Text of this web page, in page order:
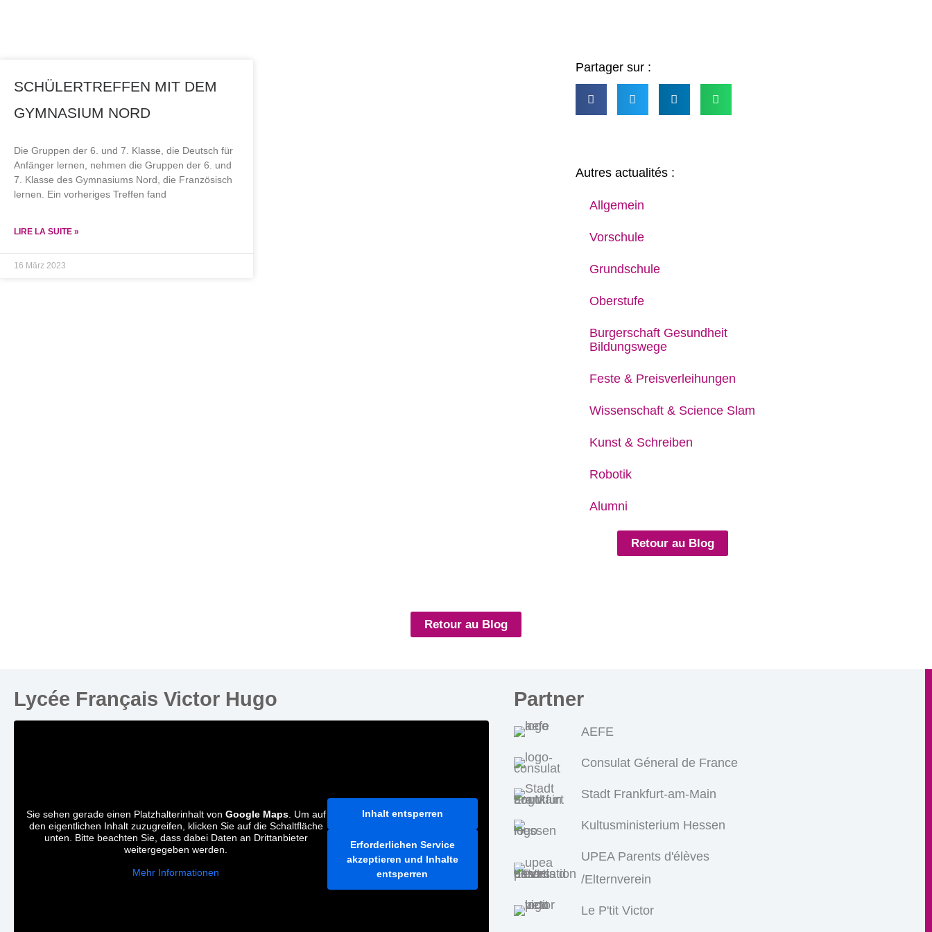
SCHÜLERTREFFEN MIT DEM
GYMNASIUM NORD
Die Gruppen der 6. und 7. Klasse, die Deutsch für
Anfänger lernen, nehmen die Gruppen der 6. und
7. Klasse des Gymnasiums Nord, die Französisch
lernen. Ein vorheriges Treffen fand
LIRE LA SUITE »
16 März 2023
Partager sur :
Autres actualités :
Allgemein
Vorschule
Grundschule
Oberstufe
Burgerschaft Gesundheit
Bildungswege
Feste & Preisverleihungen
Wissenschaft & Science Slam
Kunst & Schreiben
Robotik
Alumni
Retour au Blog
Retour au Blog
Lycée Français Victor Hugo
Sie sehen gerade einen Platzhalterinhalt von Google Maps. Um auf
den eigentlichen Inhalt zuzugreifen, klicken Sie auf die Schaltfläche
unten. Bitte beachten Sie, dass dabei Daten an Drittanbieter
weitergegeben werden.
Mehr Informationen
Inhalt entsperren
Erforderlichen Service
akzeptieren und Inhalte
entsperren
Partner
AEFE
Consulat Géneral de France
Stadt Frankfurt-am-Main
Kultusministerium Hessen
UPEA Parents d'élèves
/Elternverein
Le P'tit Victor